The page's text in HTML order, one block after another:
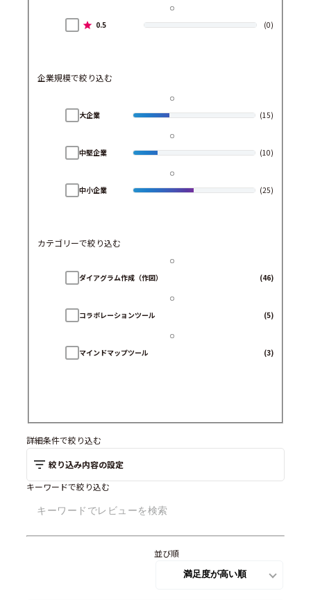
0.5 (0)
企業規模で絞り込む
大企業 (15)
中堅企業 (10)
中小企業 (25)
カテゴリーで絞り込む
ダイアグラム作成（作図） (46)
コラボレーションツール (5)
マインドマップツール (3)
詳細条件で絞り込む
絞り込み内容の設定
キーワードで絞り込む
並び順